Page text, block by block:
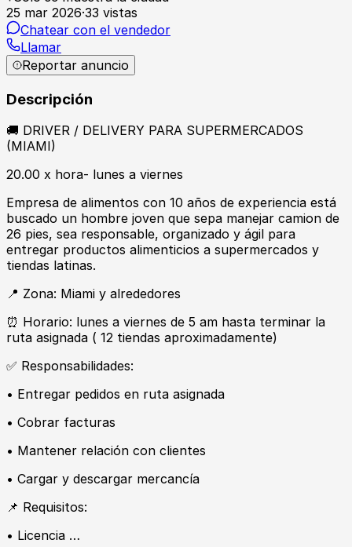
25 mar 2026·33 vistas
Chatear con el vendedor
Llamar
Reportar anuncio
Descripción
🚚 DRIVER / DELIVERY PARA SUPERMERCADOS
(MIAMI)
20.00 x hora- lunes a viernes
Empresa de alimentos con 10 años de experiencia está
buscado un hombre joven que sepa manejar camion de
26 pies, sea responsable, organizado y ágil para
entregar productos alimenticios a supermercados y
tiendas latinas.
📍 Zona: Miami y alrededores
⏰ Horario: lunes a viernes de 5 am hasta terminar la
ruta asignada ( 12 tiendas aproximadamente)
✅ Responsabilidades:
• Entregar pedidos en ruta asignada
• Cobrar facturas
• Mantener relación con clientes
• Cargar y descargar mercancía
📌 Requisitos:
• Licencia …